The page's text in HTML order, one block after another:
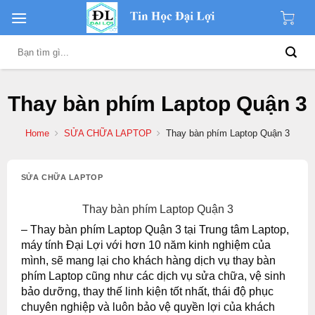
content
Thay bàn phím Laptop Quận 3
Home SỬA CHỮA LAPTOP Thay bàn phím Laptop Quận 3
SỬA CHỮA LAPTOP
Thay bàn phím Laptop Quận 3
– Thay bàn phím Laptop Quận 3 tại Trung tâm Laptop,
máy tính Đại Lợi với hơn 10 năm kinh nghiệm của
mình, sẽ mang lại cho khách hàng dịch vụ thay bàn
phím Laptop cũng như các dịch vụ sửa chữa, vệ sinh
bảo dưỡng, thay thế linh kiện tốt nhất, thái độ phục
chuyên nghiệp và luôn bảo vệ quyền lợi của khách